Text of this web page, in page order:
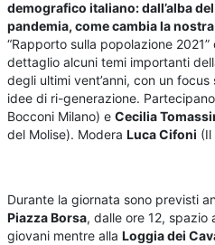
demografico italiano: dall’alba
pandemia, come cambia la
“Rapporto sulla popolazione
dettaglio alcuni temi importanti
degli ultimi vent’anni, con un
idee di ri-generazione. Partecipano
Bocconi Milano) eCecilia
del Molise). ModeraLuca Cifoni (Il
Durante la giornata sono previsti
Piazza Borsa, dalle ore 12, spazio
giovani mentre allaLoggia dei